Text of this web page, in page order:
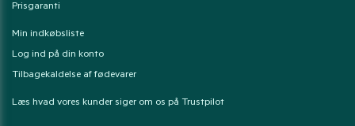
Prisgaranti
Min indkøbsliste
Log ind på din konto
Tilbagekaldelse af fødevarer
Læs hvad vores kunder siger om os på Trustpilot